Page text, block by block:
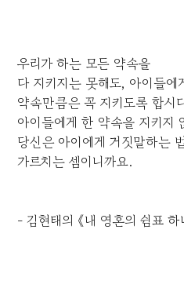
우리가 하는 모든 약속을
다 지키지는 못해도, 아이들에
약속만큼은 꼭 지키도록 합시
아이들에게 한 약속을 지키지
당신은 아이에게 거짓말하는
가르치는 셈이니까요.
- 김현태의 《내 영혼의 쉼표